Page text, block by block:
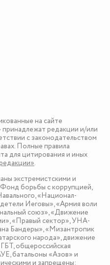
на сайте
редакции и/или
с законодательством
Полные правила
для цитирования и иных
.
экстремистскими и
борьбы с коррупцией,
«Национал-
Иеговы», «Армия воли
союз», «Движение
«Правый сектор», УНА-
Бандеры», «Мизантропик
народа», движение
общероссийская
батальоны «Азов» и
и запрещены: